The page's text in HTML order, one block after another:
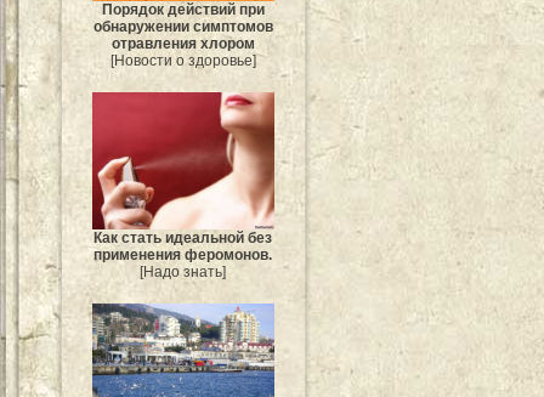
Порядок действий при
обнаружении симптомов
отравления хлором
[Новости о здоровье]
Как стать идеальной без
применения феромонов.
[Надо знать]